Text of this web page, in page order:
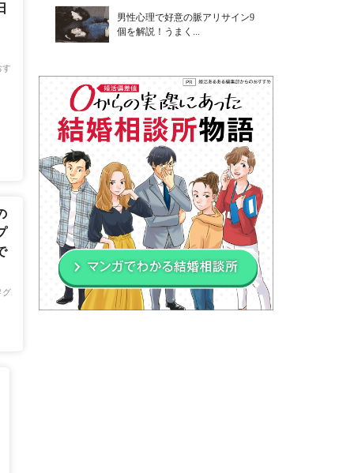
す
グ
男性心理で好意の脈アリサイン9
個を解説！うまく...